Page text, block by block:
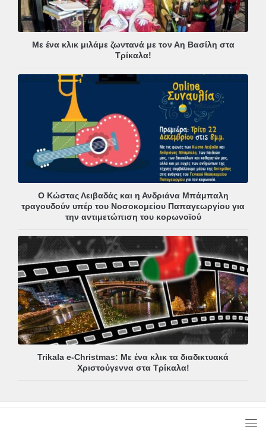
Με ένα κλικ μιλάμε ζωντανά με τον Αη Βασίλη στα
Τρίκαλα!
Ο Κώστας Λειβαδάς και η Ανδριάνα Μπάμπαλη
τραγουδούν υπέρ του Νοσοκομείου Παπαγεωργίου για
την αντιμετώπιση του κορωνοϊού
Trikala e-Christmas: Με ένα κλικ τα διαδικτυακά
Χριστούγεννα στα Τρίκαλα!